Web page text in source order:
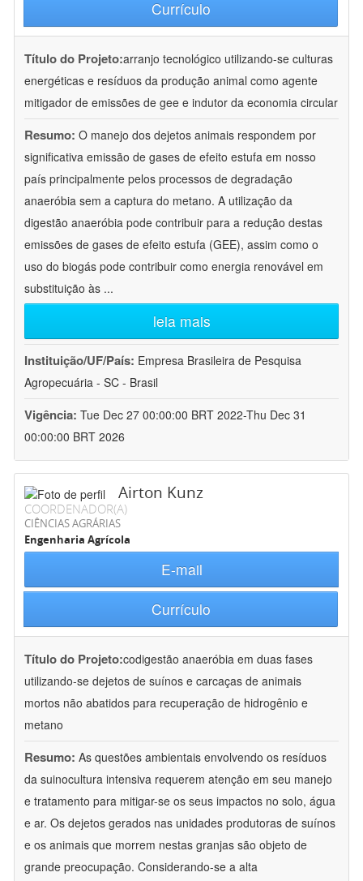
Currículo
Título do Projeto:arranjo tecnológico utilizando-se culturas
energéticas e resíduos da produção animal como agente
mitigador de emissões de gee e indutor da economia circular
Resumo: O manejo dos dejetos animais respondem por
significativa emissão de gases de efeito estufa em nosso
país principalmente pelos processos de degradação
anaeróbia sem a captura do metano. A utilização da
digestão anaeróbia pode contribuir para a redução destas
emissões de gases de efeito estufa (GEE), assim como o
uso do biogás pode contribuir como energia renovável em
substituição às ...
leia mais
Instituição/UF/País: Empresa Brasileira de Pesquisa
Agropecuária - SC - Brasil
Vigência: Tue Dec 27 00:00:00 BRT 2022-Thu Dec 31
00:00:00 BRT 2026
Airton Kunz
COORDENADOR(A)
CIÊNCIAS AGRÁRIAS
Engenharia Agrícola
E-mail
Currículo
Título do Projeto:codigestão anaeróbia em duas fases
utilizando-se dejetos de suínos e carcaças de animais
mortos não abatidos para recuperação de hidrogênio e
metano
Resumo: As questões ambientais envolvendo os resíduos
da suinocultura intensiva requerem atenção em seu manejo
e tratamento para mitigar-se os seus impactos no solo, água
e ar. Os dejetos gerados nas unidades produtoras de suínos
e os animais que morrem nestas granjas são objeto de
grande preocupação. Considerando-se a alta